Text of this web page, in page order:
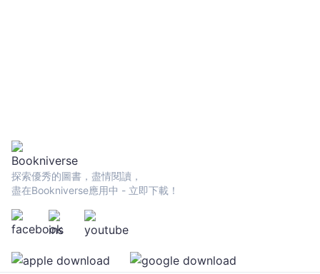
探索優秀的圖書，盡情閱讀，
盡在Bookniverse應用中 - 立即下載！